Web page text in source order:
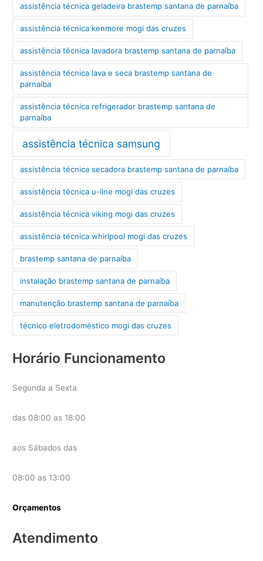
assistência técnica geladeira brastemp santana de parnaíba
assistência técnica kenmore mogi das cruzes
assistência técnica lavadora brastemp santana de parnaíba
assistência técnica lava e seca brastemp santana de
parnaíba
assistência técnica refrigerador brastemp santana de
parnaíba
assistência técnica samsung
assistência técnica secadora brastemp santana de parnaíba
assistência técnica u-line mogi das cruzes
assistência técnica viking mogi das cruzes
assistência técnica whirlpool mogi das cruzes
brastemp santana de parnaíba
instalação brastemp santana de parnaíba
manutenção brastemp santana de parnaíba
técnico eletrodoméstico mogi das cruzes
Horário Funcionamento
Segunda a Sexta
das 08:00 as 18:00
aos Sábados das
08:00 as 13:00
Orçamentos
Atendimento